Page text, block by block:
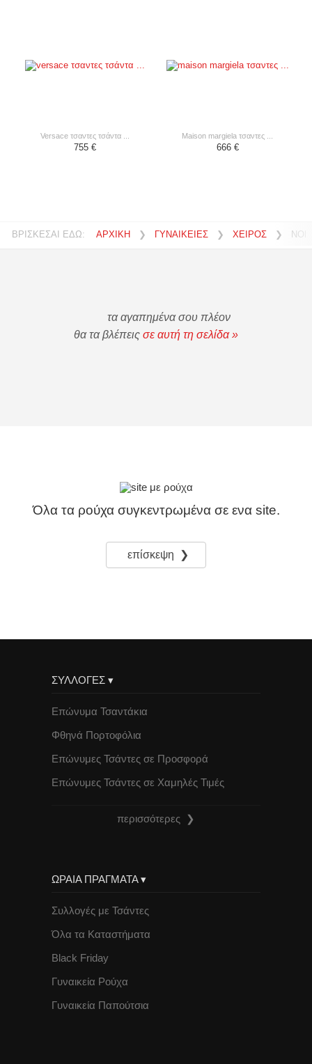
versace τσαντες τσάντα ...
755 €
maison margiela τσαντες ...
666 €
ΒΡΙΣΚΕΣΑΙ ΕΔΩ: ΑΡΧΙΚΗ ❯ ΓΥΝΑΙΚΕΙΕΣ ❯ ΧΕΙΡΟΣ ❯
τα αγαπημένα σου πλέον
θα τα βλέπεις σε αυτή τη σελίδα »
Όλα τα ρούχα συγκεντρωμένα σε ενα site.
επίσκεψη ❯
ΣΥΛΛΟΓΕΣ ▾
Επώνυμα Τσαντάκια
Φθηνά Πορτοφόλια
Επώνυμες Τσάντες σε Προσφορά
Επώνυμες Τσάντες σε Χαμηλές Τιμές
περισσότερες ❯
ΩΡΑΙΑ ΠΡΑΓΜΑΤΑ ▾
Συλλογές με Τσάντες
Όλα τα Καταστήματα
Black Friday
Γυναικεία Ρούχα
Γυναικεία Παπούτσια